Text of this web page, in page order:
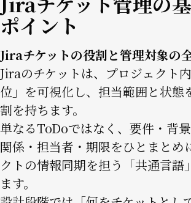
ポイント
Jiraチケットの役割と管理対象の
Jiraのチケットは、プロジェクト
位」を可視化し、担当範囲と状態
割を持ちます。
単なるToDoではなく、要件・背
関係・担当者・期限をひとまとめ
クトの情報同期を担う「共通言語
ます。